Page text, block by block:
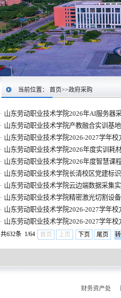
当前位置： 首页>>政府采购
· 山东劳动职业技术学院2026年AI服务器
· 山东劳动职业技术学院产教融合实训基
· 山东劳动职业技术学院2026-2027学年
· 山东劳动职业技术学院2026年度实训耗
· 山东劳动职业技术学院2026年度智慧课
· 山东劳动职业技术学院长清校区党建标
· 山东劳动职业技术学院云边端数据采集
· 山东劳动职业技术学院精密激光切割设
· 山东劳动职业技术学院2026-2027学年
· 山东劳动职业技术学院2026-2027学年
共632条 1/64
首页 上页 下页 尾页
财务资产处